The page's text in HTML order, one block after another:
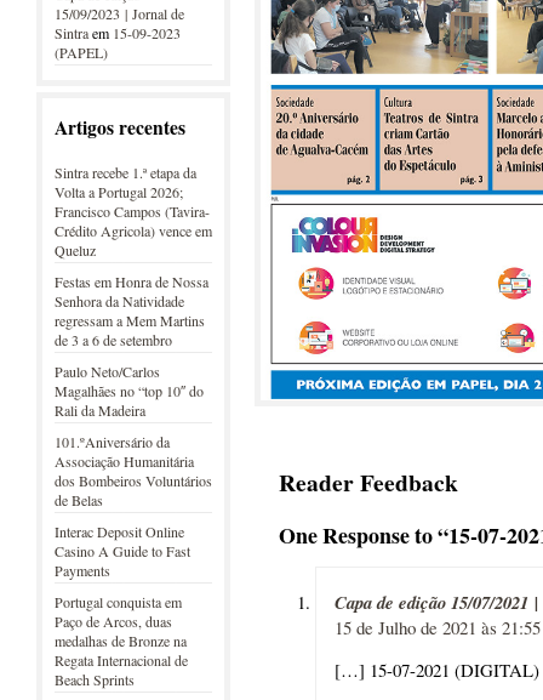
15/09/2023 | Jornal de
Sintraem 15-09-2023
(PAPEL)
Artigos recentes
Sintra recebe 1.ª etapa da
Volta a Portugal 2026;
Francisco Campos (Tavira-
Crédito Agricola) vence em
Queluz
Festas em Honra de Nossa
Senhora da Natividade
regressam a Mem Martins
de 3 a 6 de setembro
Paulo Neto/Carlos
Magalhães no “top 10″ do
Rali da Madeira
101.ºAniversário da
Associação Humanitária
dos Bombeiros Voluntários
de Belas
Interac Deposit Online
Casino A Guide to Fast
Payments
Portugal conquista em
Paço de Arcos, duas
medalhas de Bronze na
Regata Internacional de
Beach Sprints
Reader Feedback
One Response to “15-07-
Capa de edição 15/07/2021
15 de Julho de 2021 às 21:55
[…] 15-07-2021